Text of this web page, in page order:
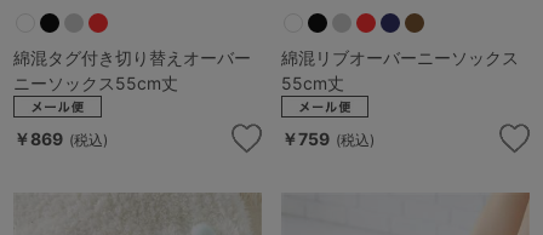
綿混タグ付き切り替えオーバー
ニーソックス55cm丈
￥869 (税込)
綿混リブオーバーニーソックス
55cm丈
￥759 (税込)